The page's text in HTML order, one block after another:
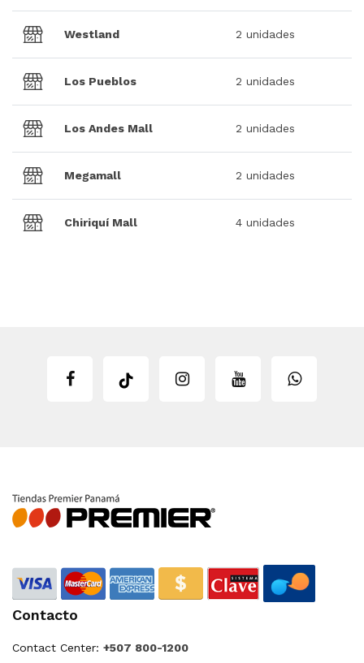
Westland 2 unidades
Los Pueblos 2 unidades
Los Andes Mall 2 unidades
Megamall 2 unidades
Chiriquí Mall 4 unidades
Contacto
Contact Center: +507 800-1200